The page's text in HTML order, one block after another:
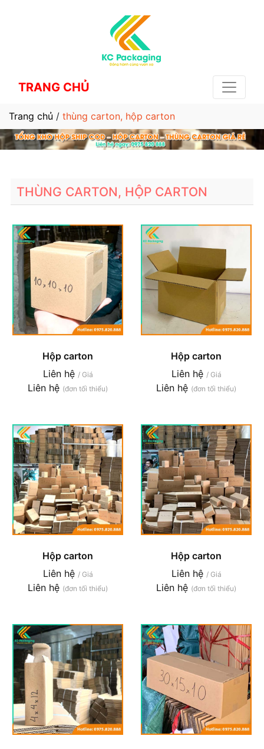
TRANG CHỦ
Trang chủ / thùng carton, hộp carton
THÙNG CARTON, HỘP CARTON
Hộp carton
Liên hệ / Giá
Liên hệ (đơn tối thiểu)
Hộp carton
Liên hệ / Giá
Liên hệ (đơn tối thiểu)
Hộp carton
Liên hệ / Giá
Liên hệ (đơn tối thiểu)
Hộp carton
Liên hệ / Giá
Liên hệ (đơn tối thiểu)